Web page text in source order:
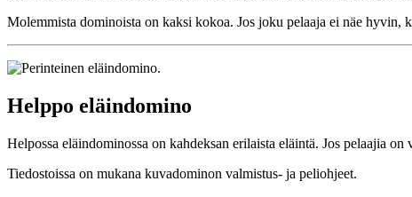
Molemmista dominoista on kaksi kokoa. Jos joku pelaaja ei näe hyvin,
Helppo eläindomino
Helpossa eläindominossa on kahdeksan erilaista eläintä. Jos pelaajia
Tiedostoissa on mukana kuvadominon valmistus- ja peliohjeet.